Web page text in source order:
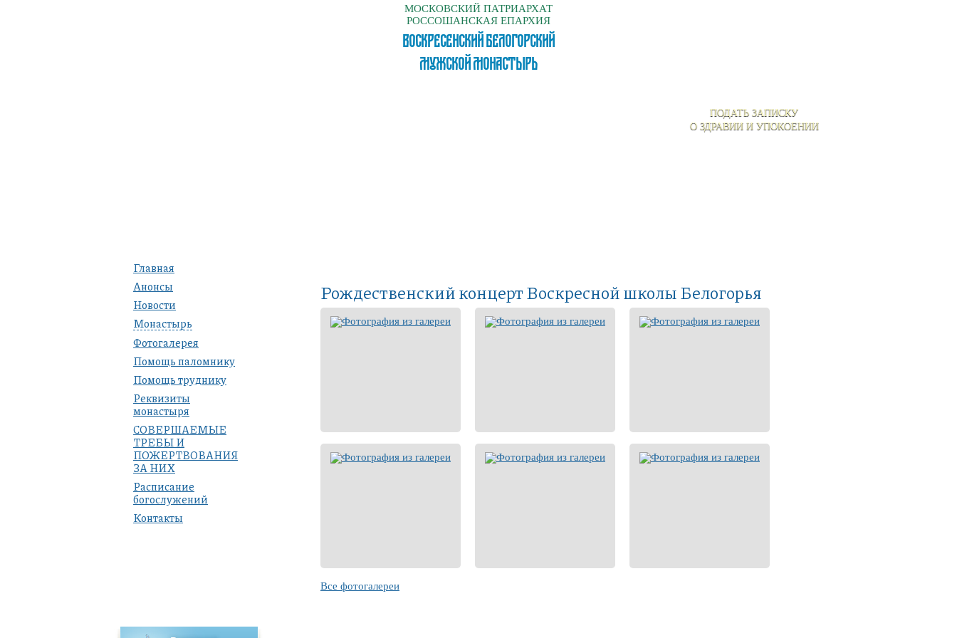
МОСКОВСКИЙ ПАТРИАРХАТ
РОССОШАНСКАЯ ЕПАРХИЯ
ВОСКРЕСЕНСКИЙ БЕЛОГОРСКИЙ
МУЖСКОЙ МОНАСТЫРЬ
ПОДАТЬ ЗАПИСКУ
О ЗДРАВИИ И УПОКОЕНИИ
Главная
Анонсы
Новости
Монастырь
Фотогалерея
Помощь паломнику
Помощь труднику
Реквизиты
монастыря
СОВЕРШАЕМЫЕ
ТРЕБЫ И
ПОЖЕРТВОВАНИЯ
ЗА НИХ
Расписание
богослужений
Контакты
Рождественский концерт Воскресной школы Белогорья
Все фотогалереи